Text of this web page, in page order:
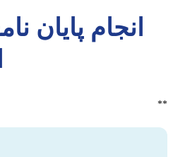
انجام پایان
**